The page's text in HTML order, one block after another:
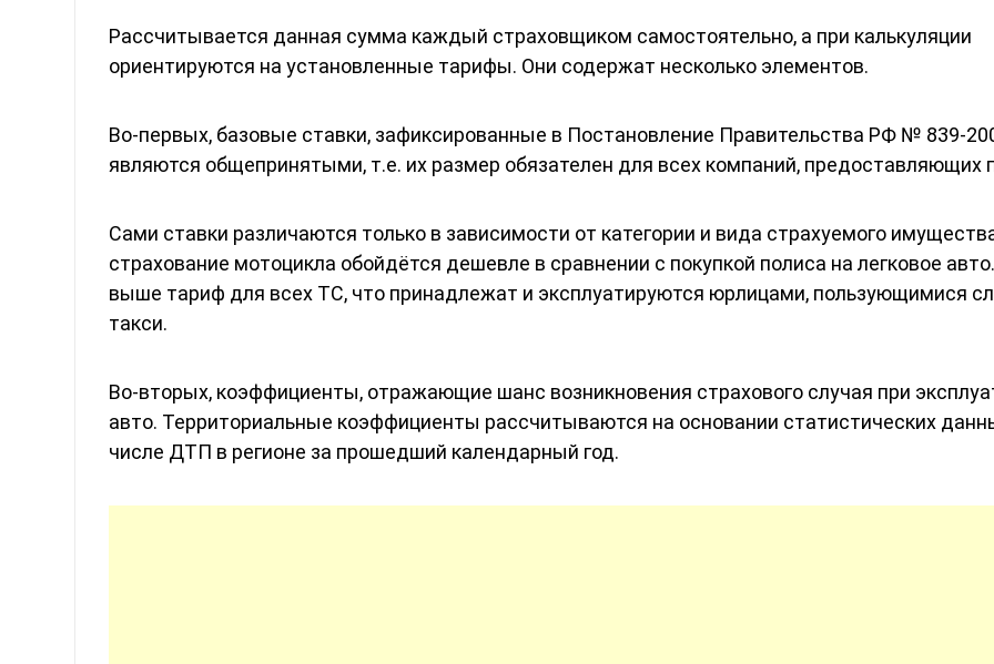
Рассчитывается данная сумма каждый страховщиком самостоятельно, а при калькуляции
ориентируются на установленные тарифы. Они содержат несколько элементов.
Во-первых, базовые ставки, зафиксированные в Постановление Правительства РФ № 839-
являются общепринятыми, т.е. их размер обязателен для всех компаний, предоставляющих
Сами ставки различаются только в зависимости от категории и вида страхуемого
страхование мотоцикла обойдётся дешевле в сравнении с покупкой полиса на легковое
выше тариф для всех ТС, что принадлежат и эксплуатируются юрлицами, пользующимися
такси.
Во-вторых, коэффициенты, отражающие шанс возникновения страхового случая при
авто. Территориальные коэффициенты рассчитываются на основании статистических
числе ДТП в регионе за прошедший календарный год.